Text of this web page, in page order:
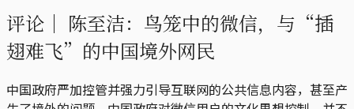
评论｜ 陈至洁：鸟笼中的微信，与“插
翅难飞”的中国境外网民
中国政府严加控管并强力引导互联网的公共信息内容，甚至产